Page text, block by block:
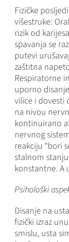
Fizičke
višestruke:
rizik od
spavanja se
putevi
zaštitna
Respiratorne
uporno
vilice i dovesti
na nivou
kontinuirano
nervnog
reakciju “bori
stalnom
konstantne. A
Psihološki
Disanje na
fizički izraz
smislu, usta